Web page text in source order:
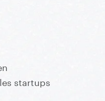
startups